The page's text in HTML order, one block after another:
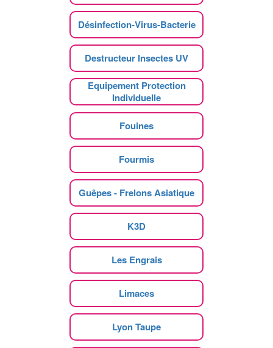
Désinfection-Virus-Bacterie
Destructeur Insectes UV
Equipement Protection
Individuelle
Fouines
Fourmis
Guêpes - Frelons Asiatique
K3D
Les Engrais
Limaces
Lyon Taupe